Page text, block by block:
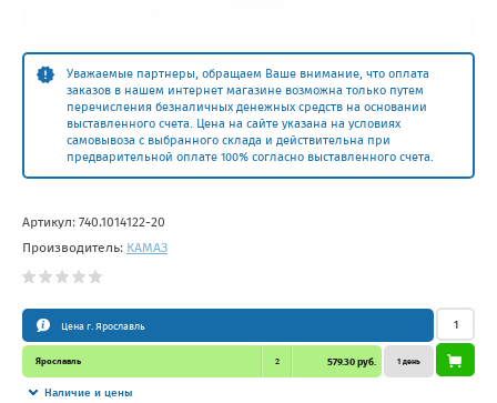
Уважаемые партнеры, обращаем Ваше внимание, что оплата
заказов в нашем интернет магазине возможна только путем
перечисления безналичных денежных средств на основании
выставленного счета. Цена на сайте указана на условиях
самовывоза с выбранного склада и действительна при
предварительной оплате 100% согласно выставленного счета.
Артикул: 740.1014122-20
Производитель: КАМАЗ
Цена г. Ярославль
Ярославль 2 579.30 руб.
Наличие и цены
1 день